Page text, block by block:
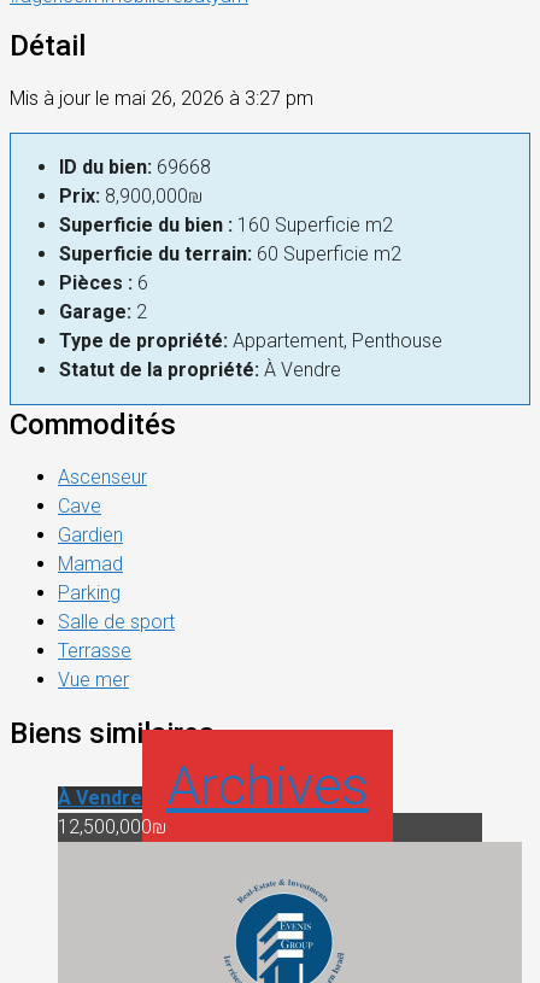
Détail
Mis à jour le mai 26, 2026 à 3:27 pm
ID du bien: 69668
Prix: 8,900,000₪
Superficie du bien : 160 Superficie m2
Superficie du terrain: 60 Superficie m2
Pièces : 6
Garage: 2
Type de propriété: Appartement, Penthouse
Statut de la propriété: À Vendre
Commodités
Ascenseur
Cave
Gardien
Mamad
Parking
Salle de sport
Terrasse
Vue mer
Biens similaires
À Vendre Archives
12,500,000₪